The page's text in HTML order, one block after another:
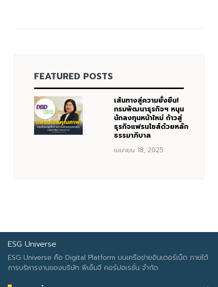
FEATURED POSTS
เส้นทางสู่ความยั่งยืน!
กรมพัฒนาธุรกิจฯ หนุน
นักลงทุนหน้าใหม่ ก้าวสู่
ธุรกิจแฟรนไชส์ด้วยหลัก
ธรรมาภิบาล
เมษายน 18, 2025
ESG Universe
ESG Universe คือ Digital Platform บนเครือข่ายอินเตอร์เน็ต ภายใต้
การบริหารงานของบริษัท พีเอ็มจี คอร์ปอเรชั่น จำกัด